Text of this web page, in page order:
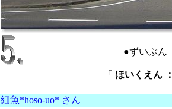
●ずいぶん
「 ほいくえん
細魚*hoso-uo* さん